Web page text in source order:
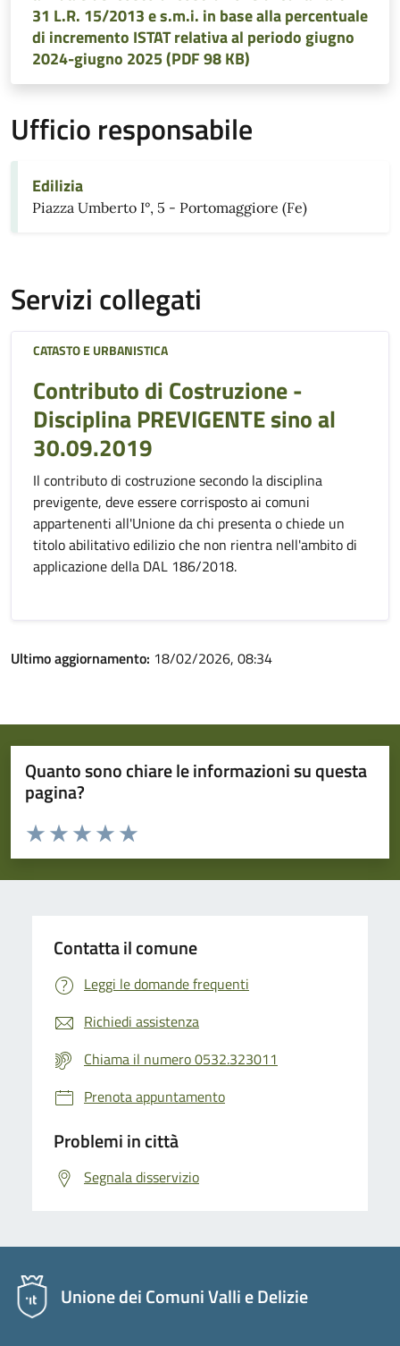
31 L.R. 15/2013 e s.m.i. in base alla percentuale
di incremento ISTAT relativa al periodo giugno
2024-giugno 2025 (PDF 98 KB)
Ufficio responsabile
Edilizia
Piazza Umberto I°, 5 - Portomaggiore (Fe)
Servizi collegati
CATASTO E URBANISTICA
Contributo di Costruzione -
Disciplina PREVIGENTE sino al
30.09.2019
Il contributo di costruzione secondo la disciplina
previgente, deve essere corrisposto ai comuni
appartenenti all'Unione da chi presenta o chiede un
titolo abilitativo edilizio che non rientra nell'ambito di
applicazione della DAL 186/2018.
Ultimo aggiornamento: 18/02/2026, 08:34
Quanto sono chiare le informazioni su questa
pagina?
Valuta da 1 a 5 stelle la pagina
Valuta 5 stelle su 5
Valuta 4 stelle su 5
Valuta 3 stelle su 5
Valuta 2 stelle su 5
Valuta 1 stelle su 5
Contatta il comune
Leggi le domande frequenti
Richiedi assistenza
Chiama il numero 0532.323011
Prenota appuntamento
Problemi in città
Segnala disservizio
Unione dei Comuni Valli e Delizie